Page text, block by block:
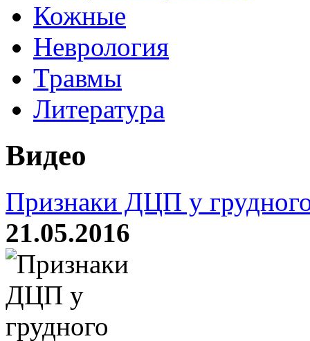
Кожные
Неврология
Травмы
Литература
Видео
Признаки ДЦП у
21.05.2016